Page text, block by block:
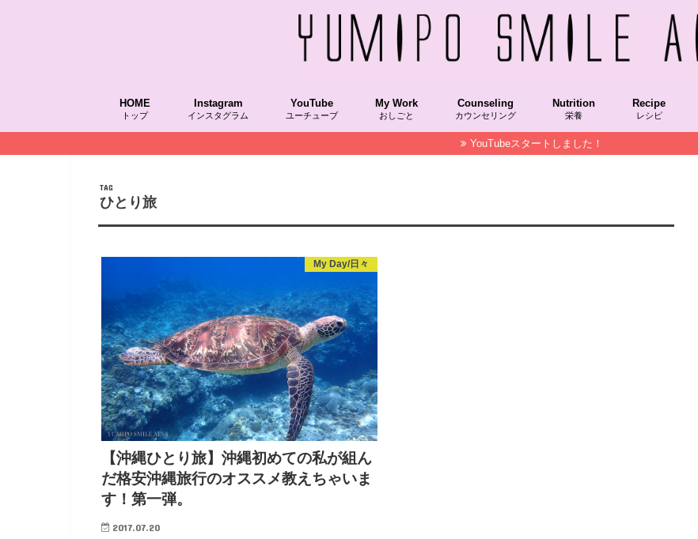
HOME
トップ
Instagram
インスタグラム
YouTube
ユーチューブ
My Work
おしごと
Recipekeisai/レシピ本掲載
COOKPAD/クックパッド
NablusSoap/ナーブルスソープ
OfficialColumn/メディア掲載コラム 朝時間.jp,朝美人アンバサダー
NablusSoap/ナーブルスソープ
MAQUIAチーム美セレブ記事
美LAB.
菌トレ
Counseling
カウンセリング
Nutrition
栄養
Hakkou/発酵食品
Grain/穀物
VegetableFood/植物性食品
AnimalFood/動物性食品
SuperFood/スーパーフード
Vitamin/ビタミン
Recipe
レシピ
YouTubeスタートしました！
TAG
ひとり旅
My Day/日々
【沖縄ひとり旅】沖縄初めての私が組ん
だ格安沖縄旅行のオススメ教えちゃいま
す！第一弾。
2017.07.20